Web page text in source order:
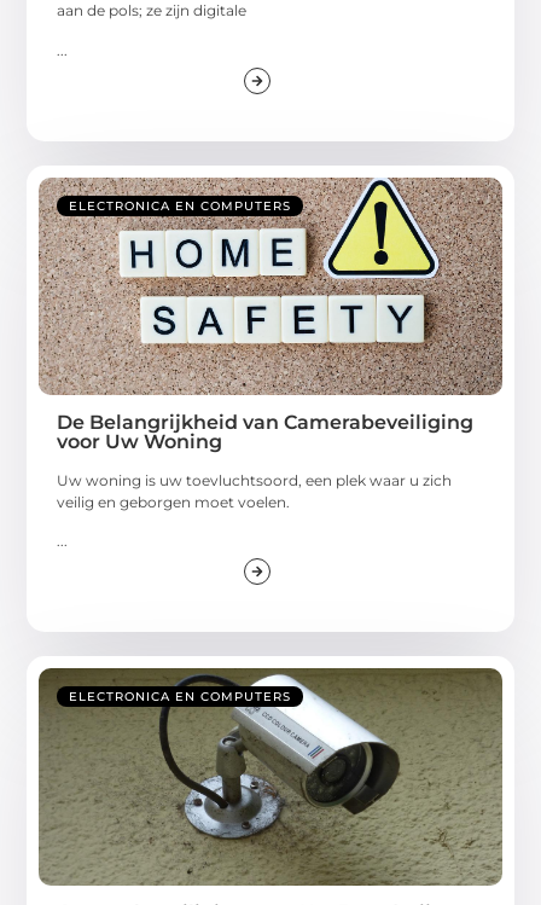
aan de pols; ze zijn digitale
ELECTRONICA EN COMPUTERS
De Belangrijkheid van Camerabeveiliging
voor Uw Woning
Uw woning is uw toevluchtsoord, een plek waar u zich
veilig en geborgen moet voelen.
...
ELECTRONICA EN COMPUTERS